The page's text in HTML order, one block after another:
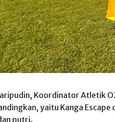
Koordinator Atletik
yaitu Kanga
putri.